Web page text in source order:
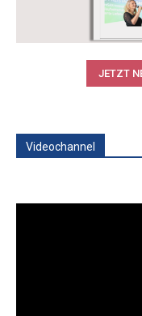
JETZT
Videochannel